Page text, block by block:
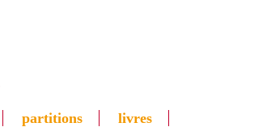
partitions livres